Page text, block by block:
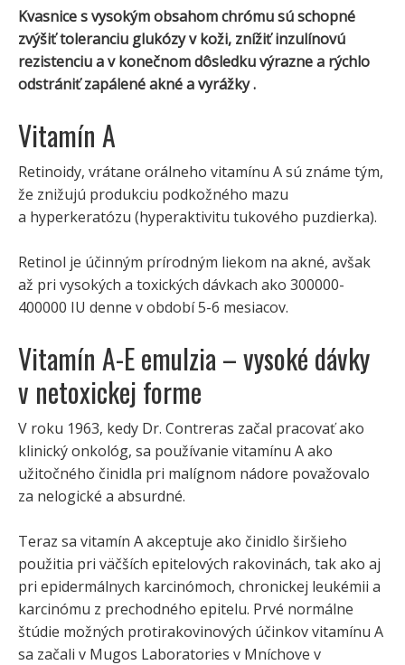
Kvasnice s vysokým obsahom chrómu sú schopné
zvýšiť toleranciu glukózy v koži, znížiť inzulínovú
rezistenciu a v konečnom dôsledku výrazne a rýchlo
odstrániť zapálené akné a vyrážky .
Vitamín A
Retinoidy, vrátane orálneho vitamínu A sú známe tým,
že znižujú produkciu podkožného mazu
a hyperkeratózu (hyperaktivitu tukového puzdierka).
Retinol je účinným prírodným liekom na akné, avšak
až pri vysokých a toxických dávkach ako 300000-
400000 IU denne v období 5-6 mesiacov.
Vitamín A-E emulzia – vysoké dávky
v netoxickej forme
V roku 1963, kedy Dr. Contreras začal pracovať ako
klinický onkológ, sa používanie vitamínu A ako
užitočného činidla pri malígnom nádore považovalo
za nelogické a absurdné.
Teraz sa vitamín A akceptuje ako činidlo širšieho
použitia pri väčších epitelových rakovinách, tak ako aj
pri epidermálnych karcinómoch, chronickej leukémii a
karcinómu z prechodného epitelu. Prvé normálne
štúdie možných protirakovinových účinkov vitamínu A
sa začali v Mugos Laboratories v Mníchove v